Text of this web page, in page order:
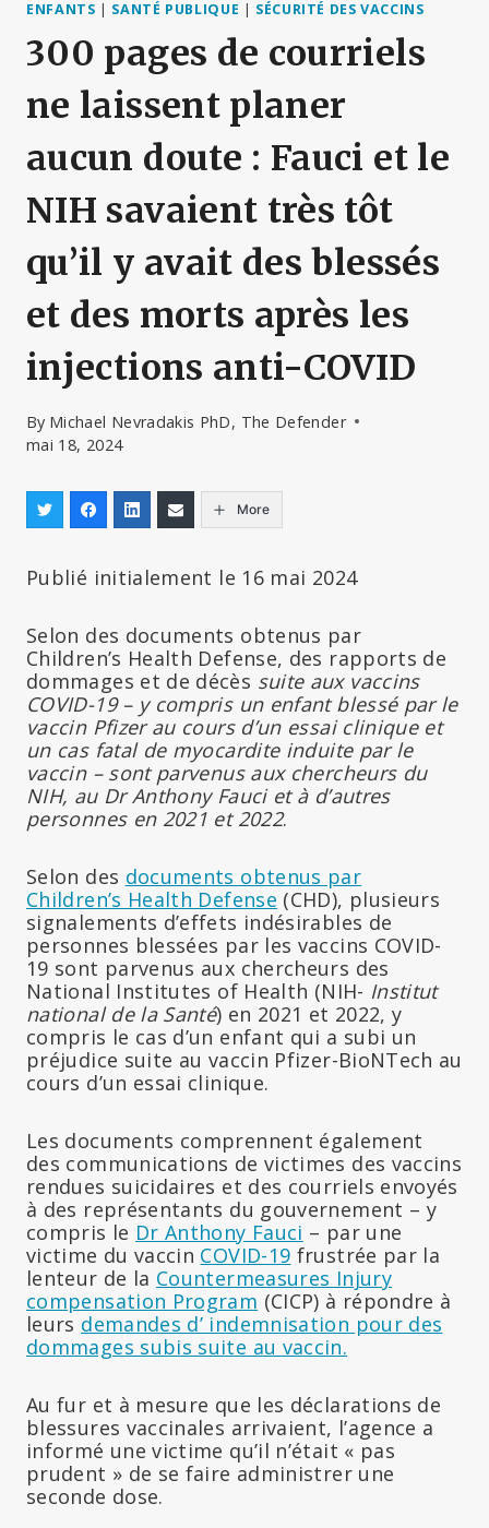
ENFANTS | SANTÉ PUBLIQUE | SÉCURITÉ DES VACCINS
300 pages de courriels
ne laissent planer
aucun doute : Fauci et le
NIH savaient très tôt
qu’il y avait des blessés
et des morts après les
injections anti-COVID
By Michael Nevradakis PhD, The Defender
mai 18, 2024
More
Publié initialement le 16 mai 2024
Selon des documents obtenus par
Children’s Health Defense, des rapports de
dommages et de décès suite aux vaccins
COVID-19 – y compris un enfant blessé par le
vaccin Pfizer au cours d’un essai clinique et
un cas fatal de myocardite induite par le
vaccin – sont parvenus aux chercheurs du
NIH, au Dr Anthony Fauci et à d’autres
personnes en 2021 et 2022.
Selon des documents obtenus par
Children’s Health Defense (CHD), plusieurs
signalements d’effets indésirables de
personnes blessées par les vaccins COVID-
19 sont parvenus aux chercheurs des
National Institutes of Health (NIH- Institut
national de la Santé) en 2021 et 2022, y
compris le cas d’un enfant qui a subi un
préjudice suite au vaccin Pfizer-BioNTech au
cours d’un essai clinique.
Les documents comprennent également
des communications de victimes des vaccins
rendues suicidaires et des courriels envoyés
à des représentants du gouvernement – y
compris le Dr Anthony Fauci – par une
victime du vaccin COVID-19 frustrée par la
lenteur de la Countermeasures Injury
compensation Program (CICP) à répondre à
leurs demandes d’ indemnisation pour des
dommages subis suite au vaccin.
Au fur et à mesure que les déclarations de
blessures vaccinales arrivaient, l’agence a
informé une victime qu’il n’était « pas
prudent » de se faire administrer une
seconde dose.